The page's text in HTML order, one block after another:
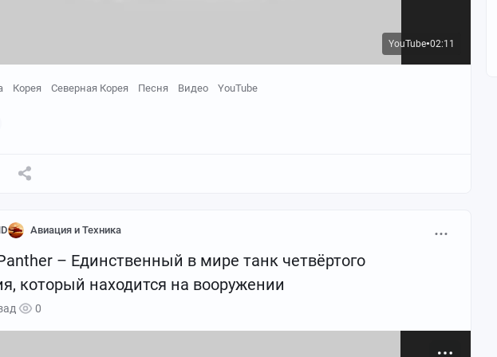
YouTube●02:11
Корея Северная Корея Песня Видео YouTube
Авиация и Техника
– Единственный в мире танк четвёртого
который находится на вооружении
0